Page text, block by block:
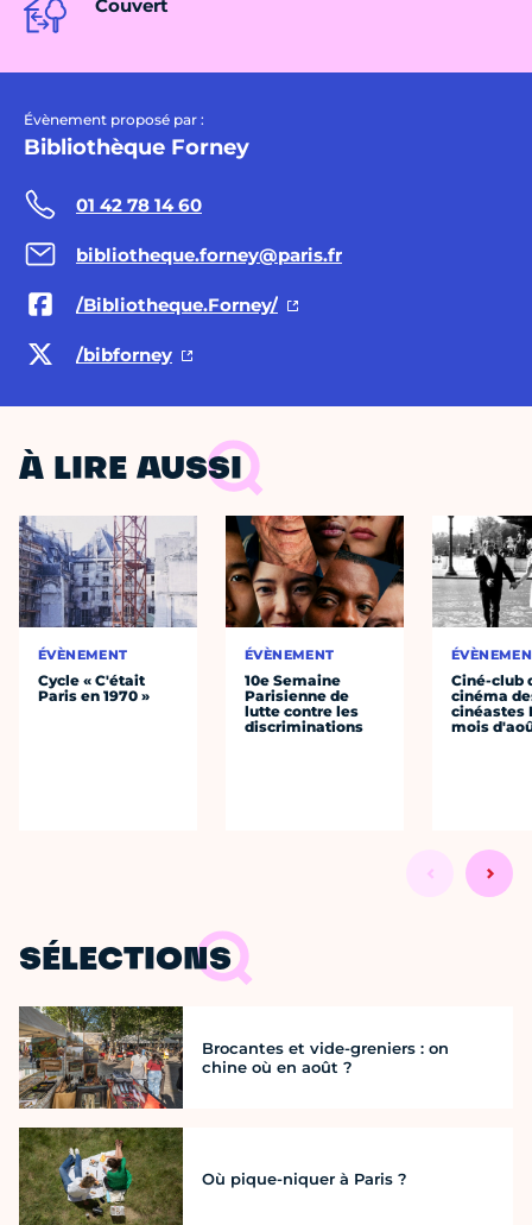
Couvert
Évènement proposé par :
Bibliothèque Forney
01 42 78 14 60
bibliotheque.forney@paris.fr
/Bibliotheque.Forney/
/bibforney
À LIRE AUSSI
ÉVÈNEMENT
Cycle « C'était
Paris en 1970 »
ÉVÈNEMENT
10e Semaine
Parisienne de
lutte contre les
discriminations
Ciné-club
cinéma
cinéastes
mois
SÉLECTIONS
Brocantes et vide-greniers : on
chine où en août ?
Où pique-niquer à Paris ?